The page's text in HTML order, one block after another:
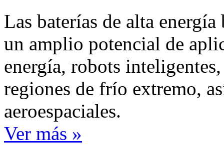
Las baterías de alta
un amplio potencial de
energía, robots
regiones de frío extremo,
aeroespaciales.
Ver más »